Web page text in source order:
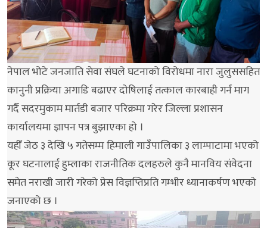
नेपाल भोटे जनजाति सेवा संघले घटनाको विरोधमा नारा जुलुससहित
कानुनी प्रक्रिया अगाडि बढाएर दोषिलाई तत्काल कारबाही गर्न माग
गर्दै सदरमुकाम मार्तडी बजार परिक्रमा गरेर जिल्ला प्रशासन
कार्यालयमा ज्ञापन पत्र बुझाएका हो ।
यहीँ जेठ ३ देखि ५ गतेसम्म हिमाली गाउँपालिका ३ लाम्पाटामा भएको
कूर घटनालाई हुम्लाका राजनीतिक दलहरुले कुनै मानविय संवेदना
समेत नराखी जारी गरेको प्रेस विज्ञप्तिप्रति गम्भीर ध्यानाकर्षण भएको
जनाएको छ ।